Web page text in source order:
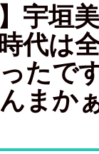
宇垣
代は
たで
まか